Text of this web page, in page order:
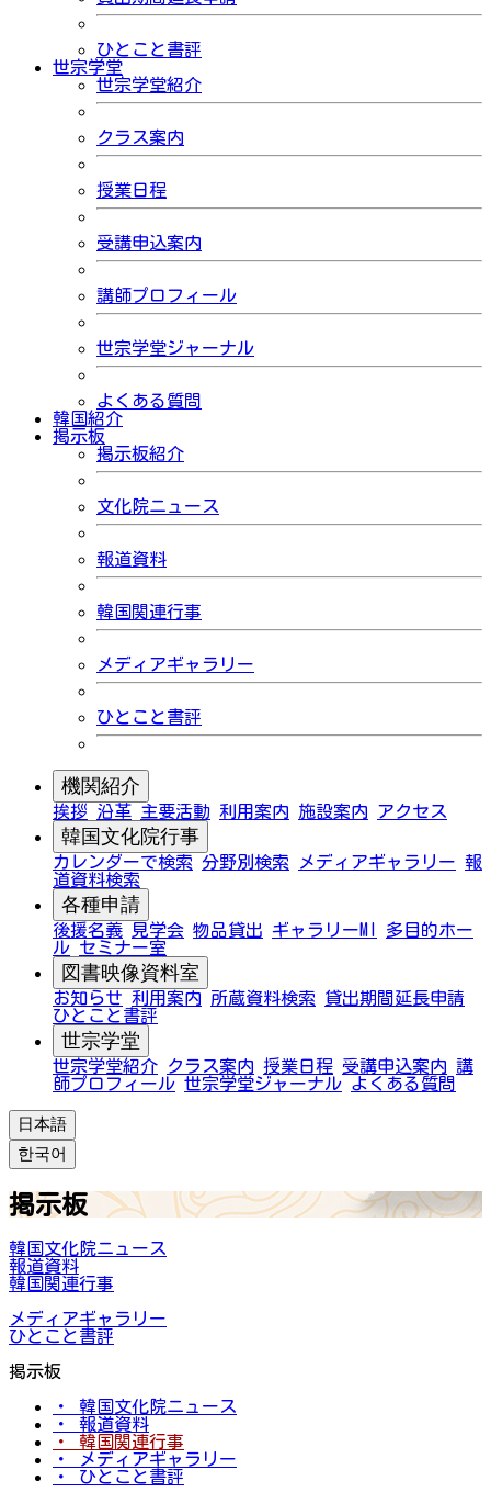
ひとこと書評
世宗学堂
世宗学堂紹介
クラス案内
授業日程
受講申込案内
講師プロフィール
世宗学堂ジャーナル
よくある質問
韓国紹介
掲示板
掲示板紹介
文化院ニュース
報道資料
韓国関連行事
メディアギャラリー
ひとこと書評
機関紹介
挨拶 沿革 主要活動 利用案内 施設案内 アクセス
韓国文化院行事
カレンダーで検索 分野別検索 メディアギャラリー 報
道資料検索
各種申請
後援名義 見学会 物品貸出 ギャラリーMI
多目的ホー
ル セミナー室
図書映像資料室
お知らせ 利用案内 所蔵資料検索
貸出期間延長申請
ひとこと書評
世宗学堂
世宗学堂紹介 クラス案内 授業日程 受講申込案内 講
師プロフィール 世宗学堂ジャーナル よくある質問
日本語
한국어
掲示板
韓国文化院ニュース
報道資料
韓国関連行事
メディアギャラリー
ひとこと書評
掲示板
・ 韓国文化院ニュース
・ 報道資料
・ 韓国関連行事
・ メディアギャラリー
・ ひとこと書評